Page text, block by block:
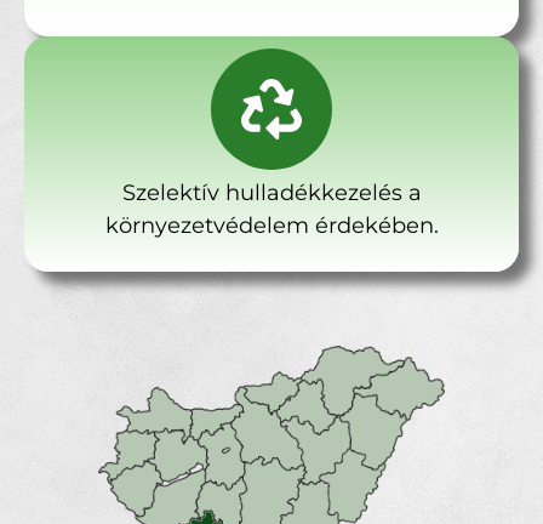
Szelektív hulladékkezelés a
környezetvédelem érdekében.